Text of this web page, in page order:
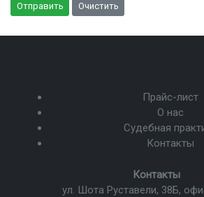
Отправить Очистить
Контакты
ул. Шота Руставели, 38Б,
Прайс-лист
О нас
Судебная
Контакты